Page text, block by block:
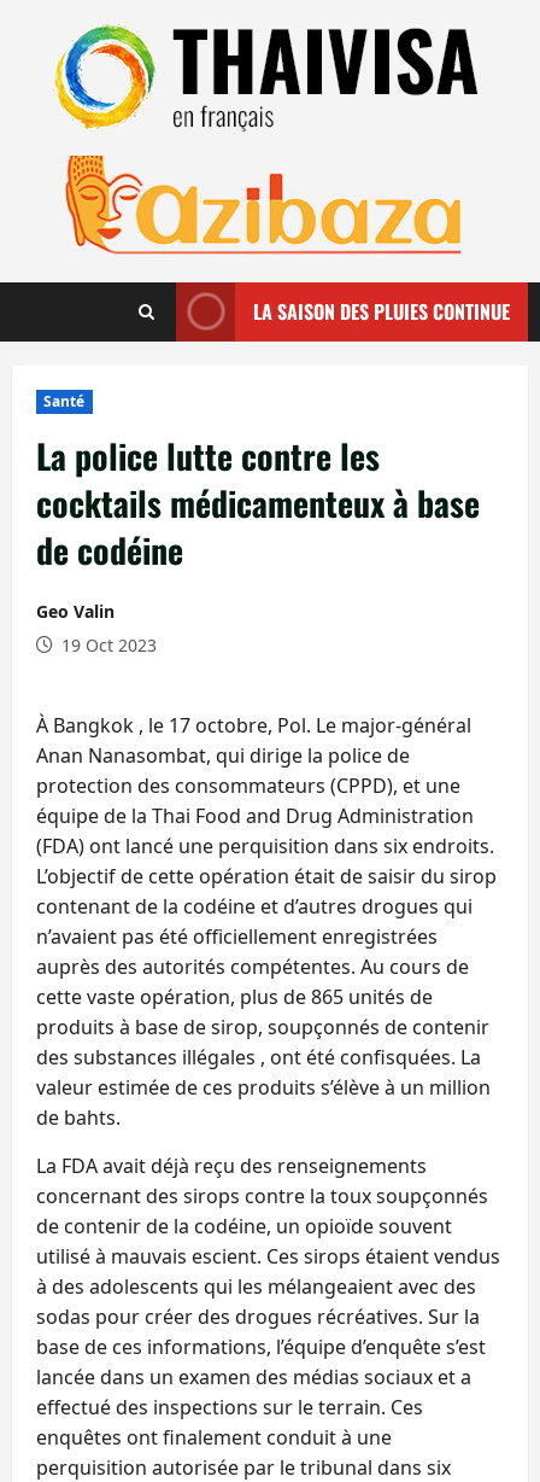
contenu
LA SAISON DES PLUIES CONTINUE
Santé
La police lutte contre les
cocktails médicamenteux à base
de codéine
Geo Valin
19 Oct 2023
À Bangkok , le 17 octobre, Pol. Le major-général
Anan Nanasombat, qui dirige la police de
protection des consommateurs (CPPD), et une
équipe de la Thai Food and Drug Administration
(FDA) ont lancé une perquisition dans six endroits.
L’objectif de cette opération était de saisir du sirop
contenant de la codéine et d’autres drogues qui
n’avaient pas été officiellement enregistrées
auprès des autorités compétentes. Au cours de
cette vaste opération, plus de 865 unités de
produits à base de sirop, soupçonnés de contenir
des substances illégales , ont été confisquées. La
valeur estimée de ces produits s’élève à un million
de bahts.
La FDA avait déjà reçu des renseignements
concernant des sirops contre la toux soupçonnés
de contenir de la codéine, un opioïde souvent
utilisé à mauvais escient. Ces sirops étaient vendus
à des adolescents qui les mélangeaient avec des
sodas pour créer des drogues récréatives. Sur la
base de ces informations, l’équipe d’enquête s’est
lancée dans un examen des médias sociaux et a
effectué des inspections sur le terrain. Ces
enquêtes ont finalement conduit à une
perquisition autorisée par le tribunal dans six